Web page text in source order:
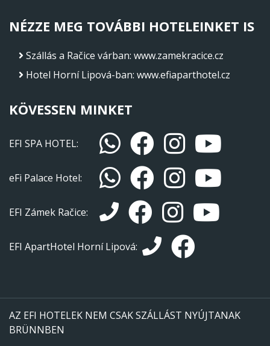
NÉZZE MEG TOVÁBBI HOTELEINKET IS
Szállás a Račice várban: www.zamekracice.cz
Hotel Horní Lipová-ban: www.efiaparthotel.cz
KÖVESSEN MINKET
EFI SPA HOTEL:
eFi Palace Hotel:
EFI Zámek Račice:
EFI ApartHotel Horní Lipová:
AZ EFI HOTELEK NEM CSAK SZÁLLÁST NYÚJTANAK
BRÜNNBEN